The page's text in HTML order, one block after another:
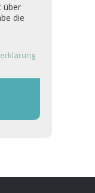
über
die